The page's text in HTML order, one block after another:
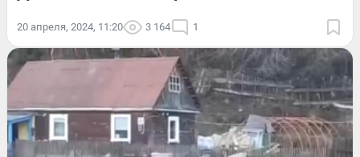
20 апреля, 2024, 11:20 3 164 1